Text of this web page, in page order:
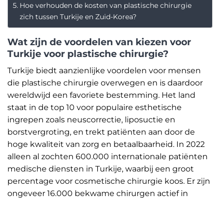
Hoe verhouden de kosten van plastische chirurgie
zich tussen Turkije en Zuid-Korea?
Wat zijn de voordelen van kiezen voor
Turkije voor plastische chirurgie?
Turkije biedt aanzienlijke voordelen voor mensen
die plastische chirurgie overwegen en is daardoor
wereldwijd een favoriete bestemming. Het land
staat in de top 10 voor populaire esthetische
ingrepen zoals neuscorrectie, liposuctie en
borstvergroting, en trekt patiënten aan door de
hoge kwaliteit van zorg en betaalbaarheid. In 2022
alleen al zochten 600.000 internationale patiënten
medische diensten in Turkije, waarbij een groot
percentage voor cosmetische chirurgie koos. Er zijn
ongeveer 16.000 bekwame chirurgen actief in